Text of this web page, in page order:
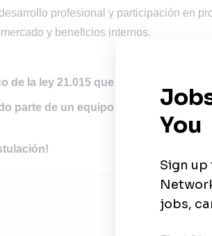
profesional y participación en
y beneficios internos.
de la ley 21.015 que incentiva la
parte de un equipo comercial con